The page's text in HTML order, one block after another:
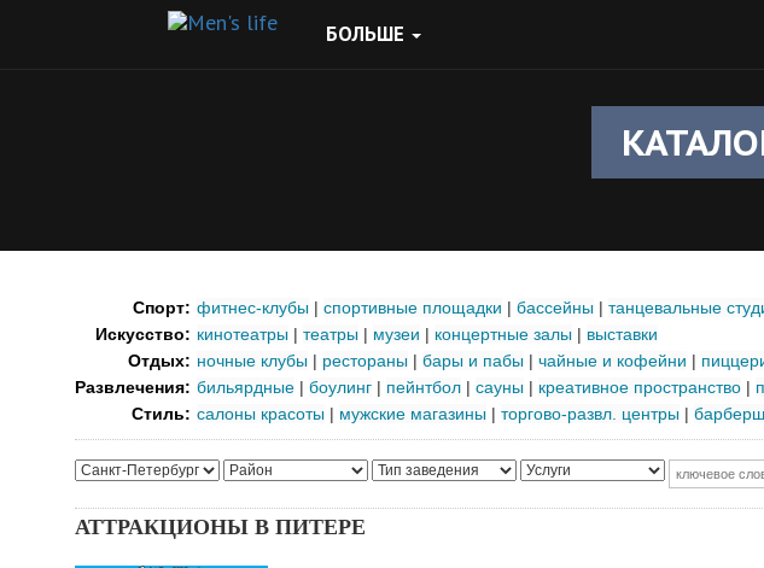
БОЛЬШЕ
Спорт: фитнес-клубы | спортивные площадки | бассейны | танцевальные
Искусство: кинотеатры | театры | музеи | концертные залы | выставки
Отдых: ночные клубы | рестораны | бары и пабы | чайные и кофейни |
Развлечения: бильярдные | боулинг | пейнтбол | сауны | креативное пространство |
Стиль: салоны красоты | мужские магазины | торгово-развл. центры |
АТТРАКЦИОНЫ В ПИТЕРЕ